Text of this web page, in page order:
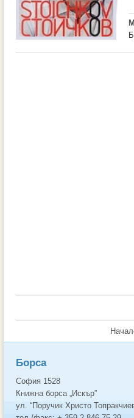
Борса
София 1528
Книжна борса „Искър”
ул. “Поручик Христо